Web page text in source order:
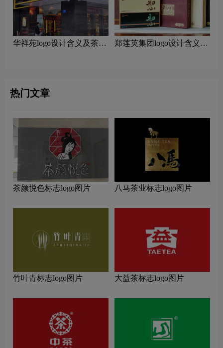
华祥苑logo设计含义及茶叶
郑莲英集团logo设计含义及
热门文章
茶颜悦色标志logo图片 八马茶业标志logo图片
竹叶青标志logo图片 大益茶标志logo图片